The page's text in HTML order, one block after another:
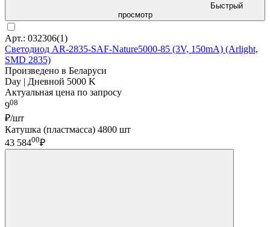
Быстрый
просмотр
Арт.: 032306(1)
Светодиод AR-2835-SAF-Nature5000-85 (3V, 150mA) (Arlight,
SMD 2835)
Произведено в Беларуси
Day | Дневной 5000 K
Актуальная цена по запросу
908
₽/шт
Катушка (пластмасса) 4800 шт
43 58400₽